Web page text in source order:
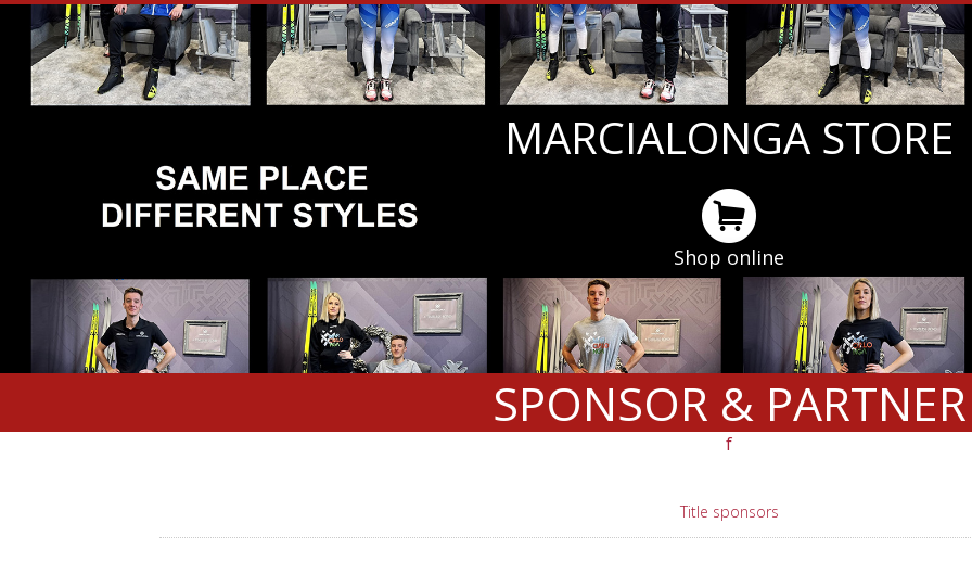
MARCIALONGA STORE
Shop online
SPONSOR & PARTNER
f
Title sponsors